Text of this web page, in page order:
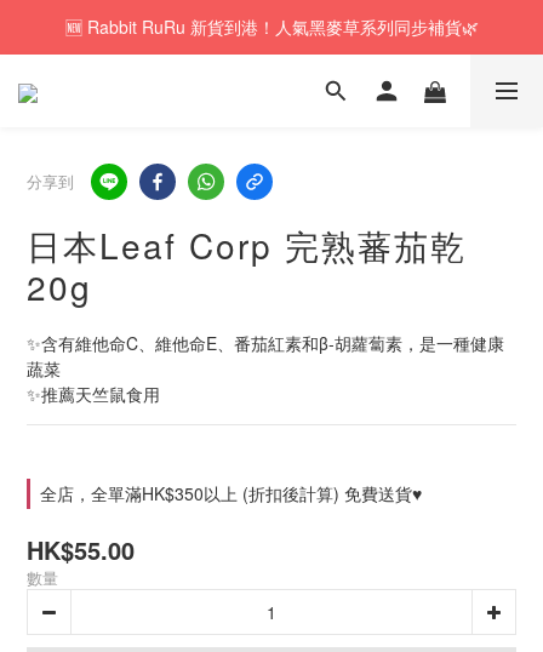
🚚訂單折實$350以上即可享本地包郵📦
🆕 Rabbit RuRu 新貨到港！人氣黑麥草系列同步補貨🌿
🎁「免費試食專區」｜主糧・牧草・小食先試後買✨
分享到
日本Leaf Corp 完熟蕃茄乾
20g
✨含有維他命C、維他命E、番茄紅素和β-胡蘿蔔素，是一種健康
蔬菜
✨推薦天竺鼠食用
全店，全單滿HK$350以上 (折扣後計算) 免費送貨♥
HK$55.00
數量